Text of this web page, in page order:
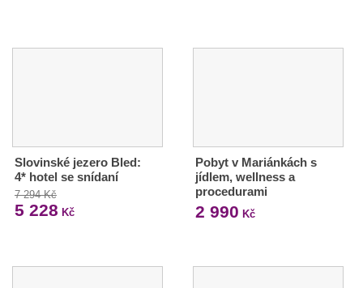
Slovinské jezero Bled:
4* hotel se snídaní
7 294 Kč
5 228 Kč
Pobyt v Mariánkách s
jídlem, wellness a
procedurami
2 990 Kč